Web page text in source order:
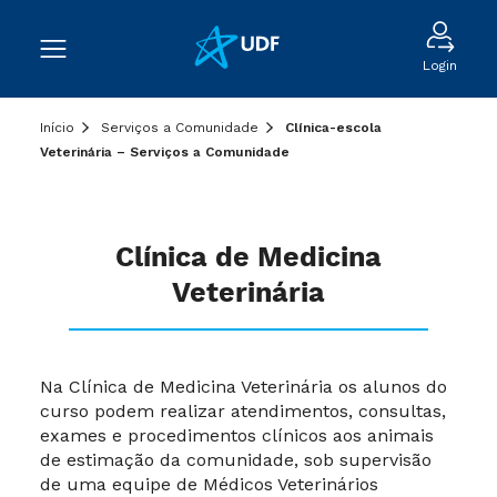
Login
Início Serviços a Comunidade
Clínica-escola
Veterinária – Serviços a Comunidade
Clínica de Medicina
Veterinária
Na Clínica de Medicina Veterinária os alunos do
curso podem realizar atendimentos, consultas,
exames e procedimentos clínicos aos animais
de estimação da comunidade, sob supervisão
de uma equipe de Médicos Veterinários